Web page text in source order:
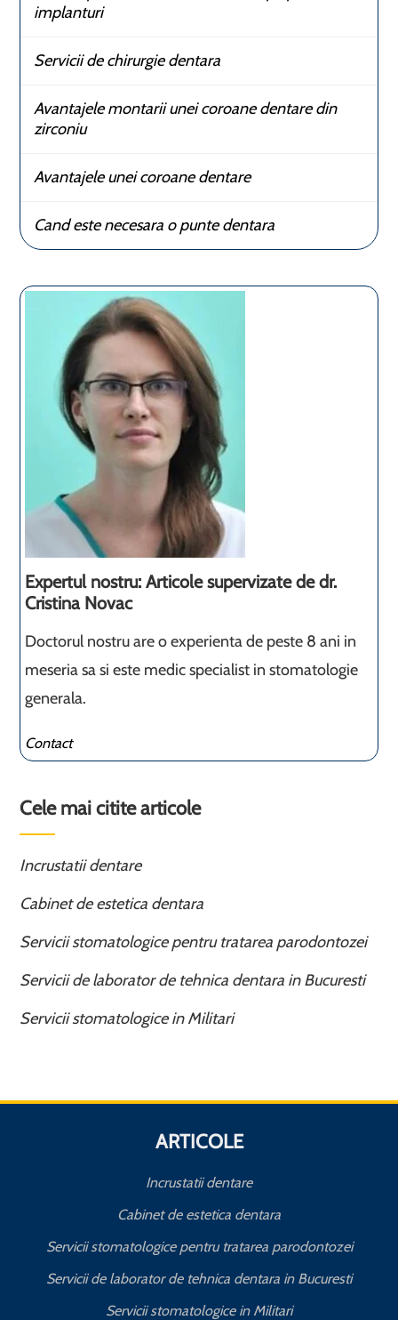
implanturi
Servicii de chirurgie dentara
Avantajele montarii unei coroane dentare din
zirconiu
Avantajele unei coroane dentare
Cand este necesara o punte dentara
Expertul nostru: Articole supervizate de dr.
Cristina Novac
Doctorul nostru are o experienta de peste 8 ani in
meseria sa si este medic specialist in stomatologie
generala.
Contact
Cele mai citite articole
Incrustatii dentare
Cabinet de estetica dentara
Servicii stomatologice pentru tratarea parodontozei
Servicii de laborator de tehnica dentara in Bucuresti
Servicii stomatologice in Militari
ARTICOLE
Incrustatii dentare
Cabinet de estetica dentara
Servicii stomatologice pentru tratarea parodontozei
Servicii de laborator de tehnica dentara in Bucuresti
Servicii stomatologice in Militari